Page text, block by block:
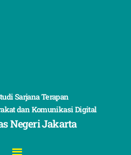
Sarjana Terapan
dan Komunikasi Digital
Negeri Jakarta